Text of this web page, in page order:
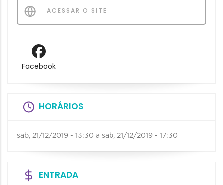
ACESSAR O SITE
Facebook
HORÁRIOS
sab, 21/12/2019 - 13:30 a sab, 21/12/2019 - 17:30
ENTRADA